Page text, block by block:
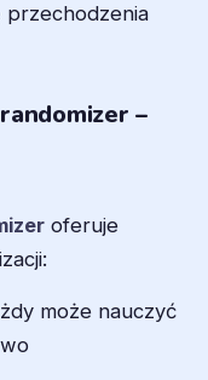
przechodzenia
–
oferuje
może nauczyć